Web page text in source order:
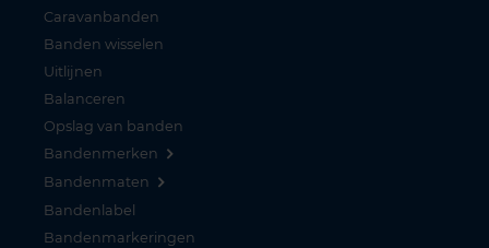
Caravanbanden
Banden wisselen
Uitlijnen
Balanceren
Opslag van banden
Bandenmerken
Bandenmaten
Bandenlabel
Bandenmarkeringen